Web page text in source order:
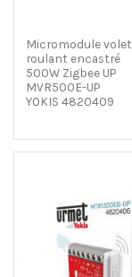
Micromodule volet
roulant encastré
500W Zigbee UP
MVR500E-UP
YOKIS 4820409